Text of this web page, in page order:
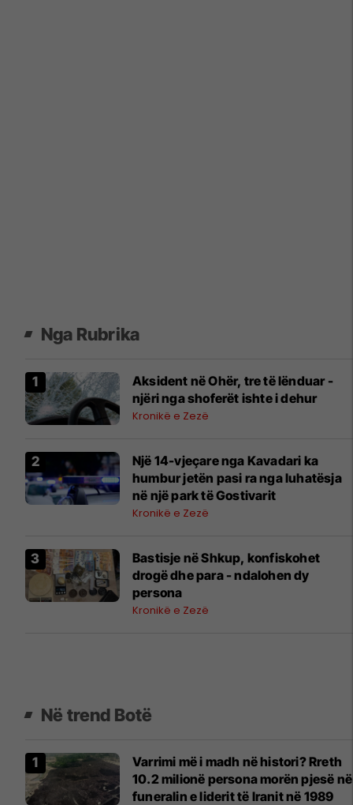
Nga Rubrika
Aksident në Ohër, tre të lënduar -
njëri nga shoferët ishte i dehur
Kronikë e Zezë
Një 14-vjeçare nga Kavadari ka
humbur jetën pasi ra nga luhatësja
në një park të Gostivarit
Kronikë e Zezë
Bastisje në Shkup, konfiskohet
drogë dhe para - ndalohen dy
persona
Kronikë e Zezë
Në trend Botë
Varrimi më i madh në histori? Rreth
10.2 milionë persona morën pjesë në
funeralin e liderit të Iranit në 1989